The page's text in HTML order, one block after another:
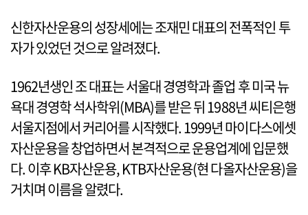
신한자산운용의 성장세에는 조재민 대표의 전폭적인 투
자가 있었던 것으로 알려졌다.
1962년생인 조 대표는 서울대 경영학과 졸업 후 미국 뉴
욕대 경영학 석사학위(MBA)를 받은 뒤 1988년 씨티은행
서울지점에서 커리어를 시작했다. 1999년 마이다스에셋
자산운용을 창업하면서 본격적으로 운용업계에 입문했
다. 이후 KB자산운용, KTB자산운용(현 다올자산운용)을
거치며 이름을 알렸다.